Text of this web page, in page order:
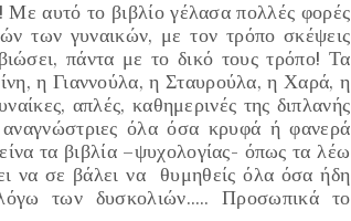
Με αυτό το βιβλίο γέλασα πολλές φορές
των γυναικών, με τον τρόπο σκέψεις
πάντα με το δικό τους τρόπο! Τα
, η Γιαννούλα, η Σταυρούλα, ηΧαρά, η
απλές, καθημερινές της διπλανής
αναγνώστριες όλα όσα κρυφά ή φανερά
τα βιβλία –ψυχολογίας- όπως τα λέω
να σε βάλει να θυμηθείς όλα όσα ήδη
των δυσκολιών….. Προσωπικά το